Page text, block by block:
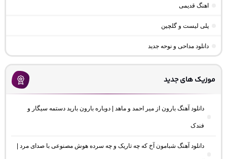
اهنگ قدیمی
پلی لیست و گلچین
دانلود مداحی و نوحه جدید
موزیک های جدید
دانلود آهنگ بارون از میر احمد و ماهد | دوباره بارون بارید دستمه سیگار و
فندک
دانلود آهنگ شبامون آخ که چه تاریک و چه سرده هوش مصنوعی با صدای مرد |